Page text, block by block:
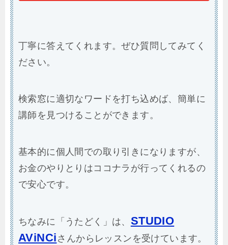
丁寧に答えてくれます。ぜひ質問してみてく
ださい。
検索窓に適切なワードを打ち込めば、簡単に
講師を見つけることができます。
基本的に個人間での取り引きになりますが、
お金のやりとりはココナラが行ってくれるの
で安心です。
ちなみに「うたどく」は、 STUDIO
AViNCi さんからレッスンを受けています。